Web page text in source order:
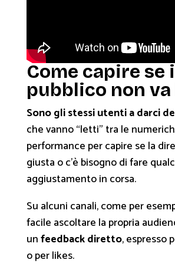
Come capire se
pubblico non va
Sono gli stessi utenti a darci
che vanno “letti” tra le
performance per capire se la
giusta o c’è bisogno di fare
aggiustamento in corsa.
Su alcuni canali, come per
facile ascoltare la propria
unfeedback diretto, espresso
o per likes.